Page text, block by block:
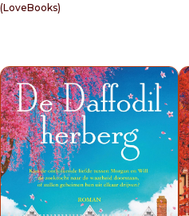
(LoveBooks)